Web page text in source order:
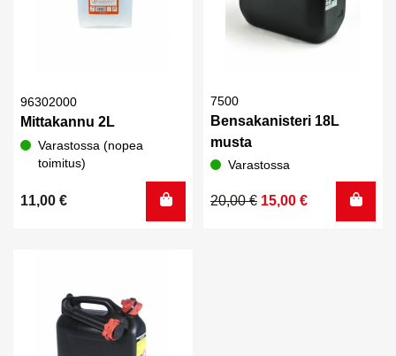
96302000
Mittakannu 2L
Varastossa (nopea
toimitus)
11,00 €
7500
Bensakanisteri 18L
musta
Varastossa
20,00€
Alkuperäinen
15,00 €
Nykyinen